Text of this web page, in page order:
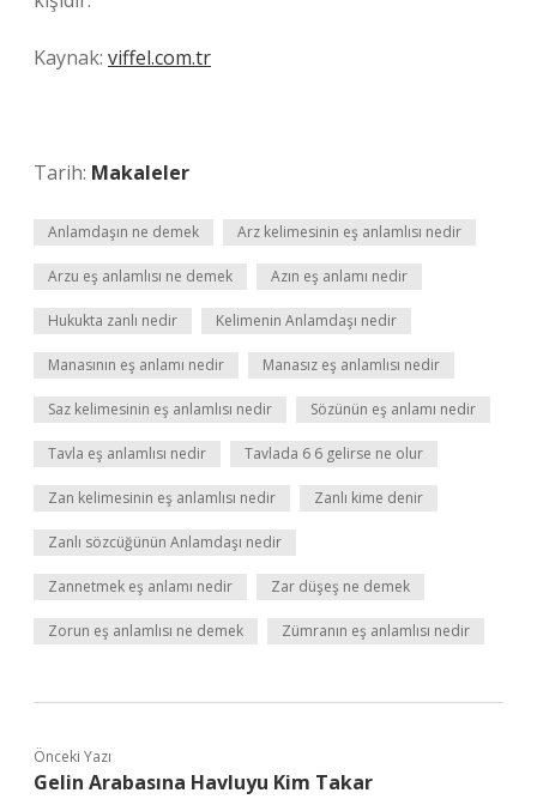
Kaynak: viffel.com.tr
Tarih: Makaleler
Anlamdaşın ne demek Arz kelimesinin eş anlamlısı nedir
Arzu eş anlamlısı ne demek Azın eş anlamı nedir
Hukukta zanlı nedir Kelimenin Anlamdaşı nedir
Manasının eş anlamı nedir Manasız eş anlamlısı nedir
Saz kelimesinin eş anlamlısı nedir Sözünün eş anlamı nedir
Tavla eş anlamlısı nedir Tavlada 6 6 gelirse ne olur
Zan kelimesinin eş anlamlısı nedir Zanlı kime denir
Zanlı sözcüğünün Anlamdaşı nedir
Zannetmek eş anlamı nedir Zar düşeş ne demek
Zorun eş anlamlısı ne demek Zümranın eş anlamlısı nedir
Önceki Yazı
Gelin Arabasına Havluyu Kim Takar